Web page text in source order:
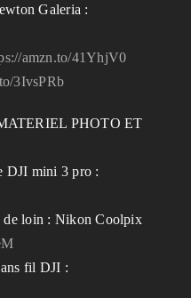
Galeria :
amzn.to/41YhjV0
3IvsPRb
PHOTO ET
DJI mini 3 pro :
de loin : Nikon Coolpix
fil DJI :